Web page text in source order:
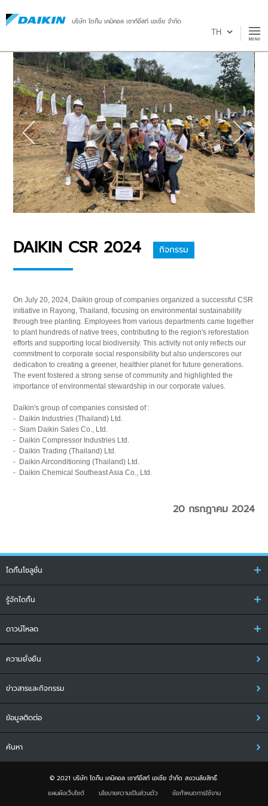
บริษัท ไดกิ้น เคมิคอล เซาท์อีสท์ เอเชีย จำกัด
DAIKIN CSR 2024 กิจกรรม
On July 20, 2024, Daikin group of companies organized a successful CSR
initiative in Rayong, Thailand, focusing on environmental sustainability
through tree planting. Employees from various departments came together
to plant hundreds of native trees, contributing to the region's reforestation
efforts and supporting local biodiversity. This activity not only reflects our
commitment to corporate social responsibility but also underscores our
dedication to creating a greener, healthier planet for future generations.
The event fostered a strong sense of community and highlighted the
importance of environmental stewardship in our corporate values.
Daikin's group of companies consisted of :
- Daikin Industries (Thailand) Ltd.
- Siam Daikin Sales Co., Ltd.
- Daikin Compressor Industries Ltd.
- Daikin Trading (Thailand) Ltd.
- Daikin Airconditioning (Thailand) Ltd.
- Daikin Chemical Southeast Asia Co., Ltd.
20 กรกฎาคม 2024
ไดกิ้นโซลูชั่น
รู้จักไดกิ้น
ดาวน์โหลด
ความยั่งยืน
ข่าวสารและกิจกรรม
ข้อมูลติดต่อ
ค้นหา
© 2021 บริษัท ไดกิ้น เคมิคอล เซาท์อีสท์ เอเชีย จำกัด สงวนลิขสิทธิ์.
แผนผังเว็บไซต์
นโยบายความเป็นส่วนตัว ข้อกำหนดการใช้งาน